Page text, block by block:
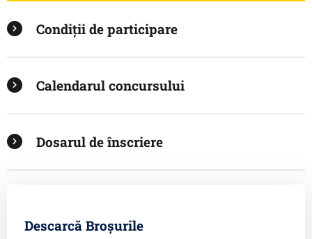
Condiții de participare
Calendarul concursului
Dosarul de înscriere
Descarcă Broșurile